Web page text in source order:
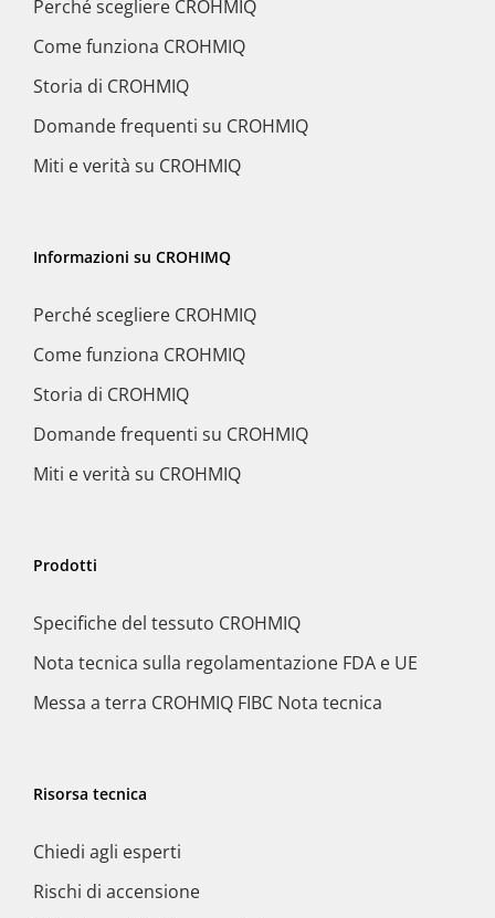
Perché scegliere CROHMIQ
Come funziona CROHMIQ
Storia di CROHMIQ
Domande frequenti su CROHMIQ
Miti e verità su CROHMIQ
Informazioni su CROHIMQ
Perché scegliere CROHMIQ
Come funziona CROHMIQ
Storia di CROHMIQ
Domande frequenti su CROHMIQ
Miti e verità su CROHMIQ
Prodotti
Specifiche del tessuto CROHMIQ
Nota tecnica sulla regolamentazione FDA e UE
Messa a terra CROHMIQ FIBC Nota tecnica
Risorsa tecnica
Chiedi agli esperti
Rischi di accensione